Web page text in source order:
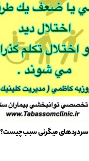
سردردهای میگرنی سبب چیست؟